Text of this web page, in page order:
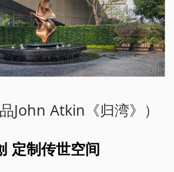
John Atkin《归湾》）
定制传世空间